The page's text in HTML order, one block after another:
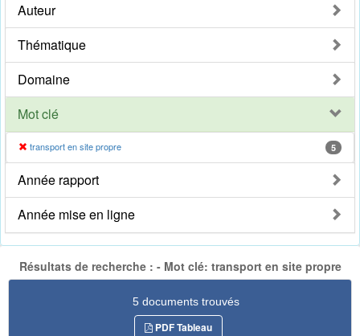
Auteur
Thématique
Domaine
Mot clé
transport en site propre 5
Année rapport
Année mise en ligne
Résultats de recherche : - Mot clé: transport en site propre
5 documents trouvés
PDF Tableau